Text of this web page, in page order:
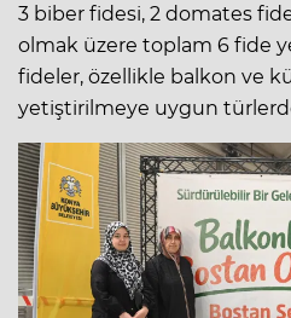
3 biber fidesi, 2 domates
olmak üzere toplam 6 fide
fideler, özellikle balkon ve
yetiştirilmeye uygun